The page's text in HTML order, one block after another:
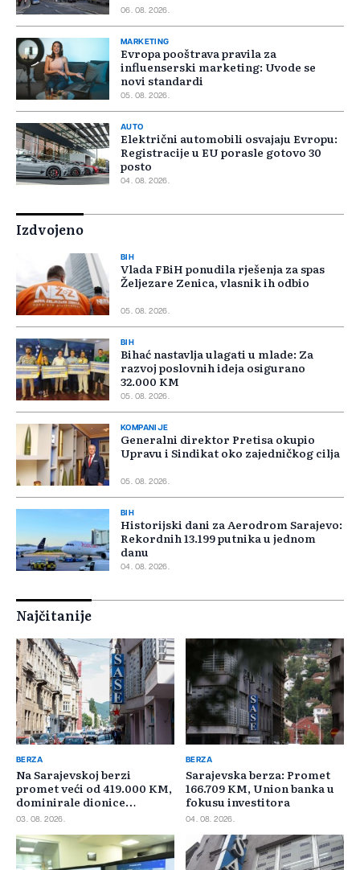
06. 08. 2026.
MARKETING
Evropa pooštrava pravila za
influenserski marketing: Uvode se
novi standardi
05. 08. 2026.
AUTO
Električni automobili osvajaju Evropu:
Registracije u EU porasle gotovo 30
posto
04. 08. 2026.
Izdvojeno
BIH
Vlada FBiH ponudila rješenja za spas
Željezare Zenica, vlasnik ih odbio
05. 08. 2026.
BIH
Bihać nastavlja ulagati u mlade: Za
razvoj poslovnih ideja osigurano
32.000 KM
05. 08. 2026.
KOMPANIJE
Generalni direktor Pretisa okupio
Upravu i Sindikat oko zajedničkog cilja
05. 08. 2026.
BIH
Historijski dani za Aerodrom Sarajevo:
Rekordnih 13.199 putnika u jednom
danu
04. 08. 2026.
Najčitanije
BERZA
Na Sarajevskoj berzi
promet veći od 419.000 KM,
dominirale dionice
Privredne banke Sarajevo
03. 08. 2026.
BERZA
Sarajevska berza: Promet
166.709 KM, Union banka u
fokusu investitora
04. 08. 2026.